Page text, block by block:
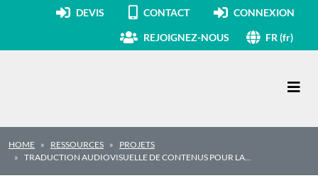
DEVIS CONTACT CONNEXION
REJOIGNEZ-NOUS FR (fr)
HOME RESSOURCES
PROJETS
TRADUCTION AUDIOVISUELLE DE CONTENUS POUR LA…